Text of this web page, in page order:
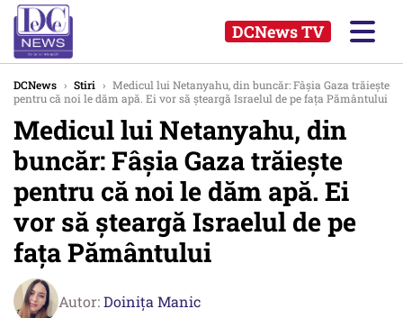
DCNews TV
DCNews › Stiri › Medicul lui Netanyahu, din buncăr: Fâșia Gaza trăiește
pentru că noi le dăm apă. Ei vor să șteargă Israelul de pe fața Pământului
Medicul lui Netanyahu, din
buncăr: Fâșia Gaza trăiește
pentru că noi le dăm apă. Ei
vor să șteargă Israelul de pe
fața Pământului
Autor:Doinița Manic